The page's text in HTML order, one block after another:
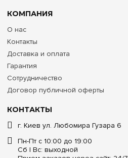
КОНТАКТЫ
г. Киев ул. Любомира Гузара 6
Пн-Пт с 10:00 до 19:00
Сб | Вс: выходной
КОМПАНИЯ
О нас
Контакты
Доставка и оплата
Гарантия
Сотрудничество
Договор публичной оферты